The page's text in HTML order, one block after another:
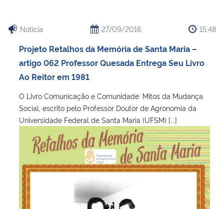
Notícia 27/09/2016 15:48
Projeto Retalhos da Memória de Santa Maria –
artigo 062 Professor Quesada Entrega Seu Livro
Ao Reitor em 1981
O Livro Comunicação e Comunidade: Mitos da Mudança
Social, escrito pelo Professor Doutor de Agronomia da
Universidade Federal de Santa Maria (UFSM) [...]